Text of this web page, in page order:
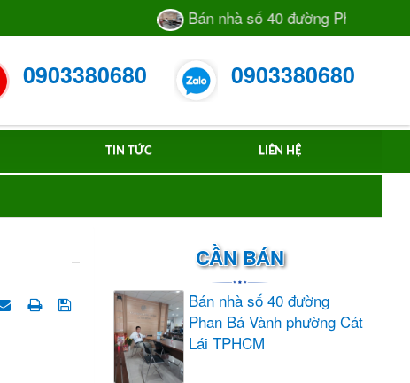
Bán nhà số 40 đường Phan Bá Vành
0903380680 0903380680
TIN TỨC LIÊN HỆ
CẦN BÁN
Bán nhà số 40 đường
Phan Bá Vành phường Cát
Lái TPHCM